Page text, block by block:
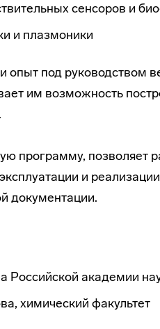
сенсоров и
и плазмоники
опыт под руководством
им возможность
программу, позволяет
и
документации.
Российской академии
химический факультет